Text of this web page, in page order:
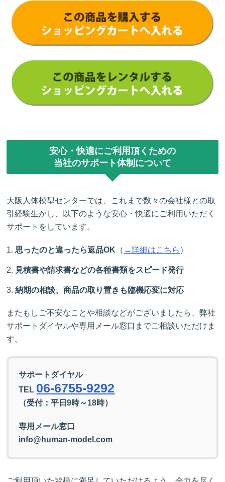
安心・快適にご利用頂くための
当社のサポート体制について
大阪人体模型センターでは、これまで数々の会社様との取
引経験生かし、以下のような安心・快適にご利用いただく
サポートをしています。
思ったのと違ったら返品OK （ →詳細はこちら ）
見積書や請求書などの各種書類をスピード発行
納期の相談、商品の取り置きも臨機応変に対応
またもしご不安なことや相談などがございましたら、弊社
サポートダイヤルや専用メール窓口までご相談いただけま
す。
サポートダイヤル
TEL 06-6755-9292
（受付：平日9時～18時）
専用メール窓口
info@human-model.com